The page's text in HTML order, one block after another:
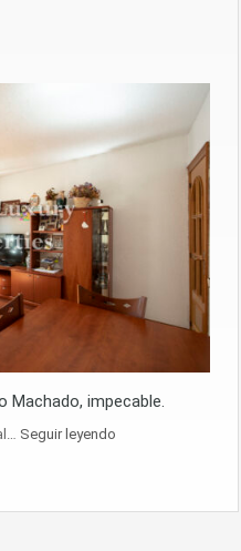
Machado, impecable.
Seguir leyendo